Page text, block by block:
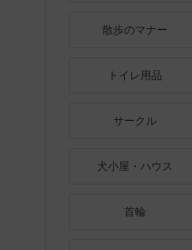
散歩のマナー
トイレ用品
サークル
犬小屋・ハウス
首輪